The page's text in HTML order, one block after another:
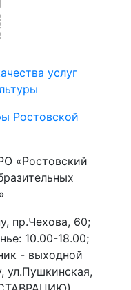
услуг
Ростовской
«Ростовский
пр.Чехова, 60;
10.00-18.00;
- выходной
ул.Пушкинская,